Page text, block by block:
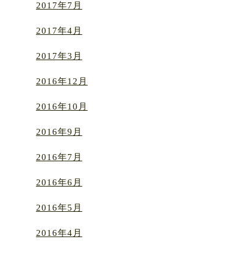
2017年7月
2017年4月
2017年3月
2016年12月
2016年10月
2016年9月
2016年7月
2016年6月
2016年5月
2016年4月